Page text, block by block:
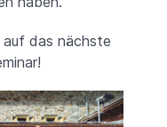
das nächste